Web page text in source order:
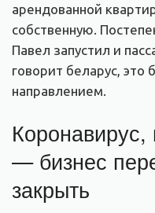
арендованной
собственную.
Павел запустил и
говорит беларус, это
направлением.
— бизнес
закрыть